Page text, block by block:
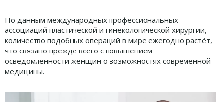
По данным международных профессиональных
ассоциаций пластической и гинекологической хирургии,
количество подобных операций в мире ежегодно растёт,
что связано прежде всего с повышением
осведомлённости женщин о возможностях современной
медицины.